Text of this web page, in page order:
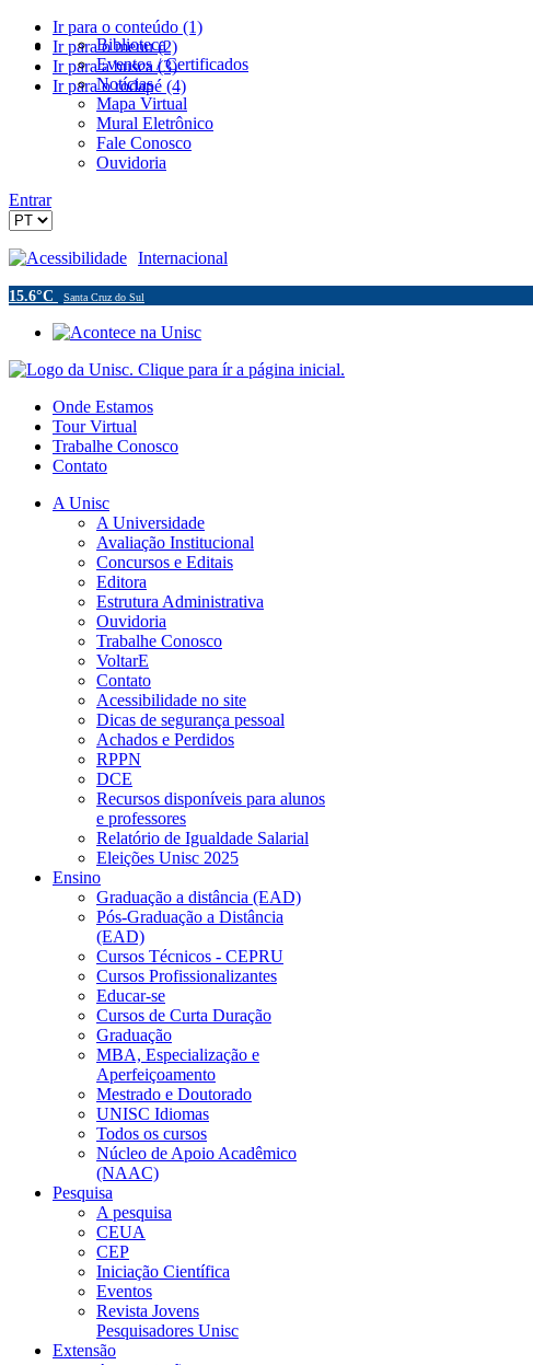
Ir para o conteúdo (1)
Ir para o menu (2)
Ir para a busca (3)
Ir para o rodapé (4)
Biblioteca
Eventos / Certificados
Notícias
Mapa Virtual
Mural Eletrônico
Fale Conosco
Ouvidoria
Entrar
Acessibilidade Internacional
15.6°C Santa Cruz do Sul
Onde Estamos
Tour Virtual
Trabalhe Conosco
Contato
A Unisc
A Universidade
Avaliação Institucional
Concursos e Editais
Editora
Estrutura Administrativa
Ouvidoria
Trabalhe Conosco
VoltarE
Contato
Acessibilidade no site
Dicas de segurança pessoal
Achados e Perdidos
RPPN
DCE
Recursos disponíveis para alunos
e professores
Relatório de Igualdade Salarial
Eleições Unisc 2025
Ensino
Graduação a distância (EAD)
Pós-Graduação a Distância
(EAD)
Cursos Técnicos - CEPRU
Cursos Profissionalizantes
Educar-se
Cursos de Curta Duração
Graduação
MBA, Especialização e
Aperfeiçoamento
Mestrado e Doutorado
UNISC Idiomas
Todos os cursos
Núcleo de Apoio Acadêmico
(NAAC)
Pesquisa
A pesquisa
CEUA
CEP
Iniciação Científica
Eventos
Revista Jovens
Pesquisadores Unisc
Extensão